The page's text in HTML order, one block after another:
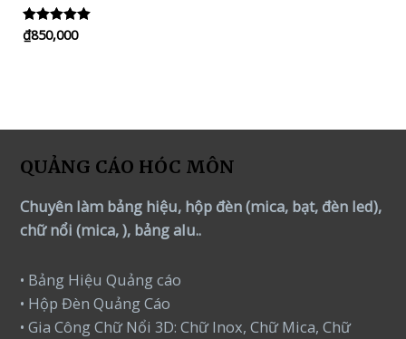
Rated
5.00
₫850,000
QUẢNG CÁO HÓC MÔN
Chuyên làm bảng hiệu, hộp đèn (mica, bạt, đèn led),
chữ nổi (mica, ), bảng alu..
• Bảng Hiệu Quảng cáo
• Hộp Đèn Quảng Cáo
• Gia Công Chữ Nổi 3D: Chữ Inox, Chữ Mica, Chữ